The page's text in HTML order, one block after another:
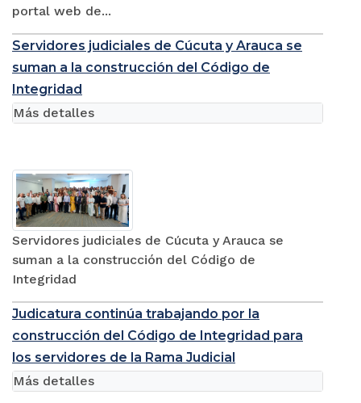
portal web de...
Servidores judiciales de Cúcuta y Arauca se
suman a la construcción del Código de
Integridad
Servidores judiciales de Cúcuta y Arauca se
suman a la construcción del Código de
Integridad
Más detalles
Judicatura continúa trabajando por la
construcción del Código de Integridad para
los servidores de la Rama Judicial
Más detalles